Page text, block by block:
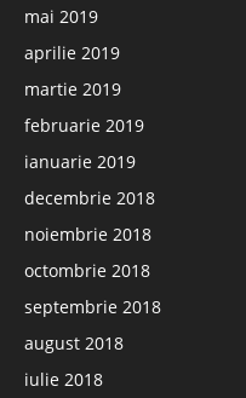
mai 2019
aprilie 2019
martie 2019
februarie 2019
ianuarie 2019
decembrie 2018
noiembrie 2018
octombrie 2018
septembrie 2018
august 2018
iulie 2018